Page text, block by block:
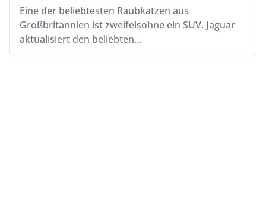
Eine der beliebtesten Raubkatzen aus
Großbritannien ist zweifelsohne ein SUV. Jaguar
aktualisiert den beliebten…